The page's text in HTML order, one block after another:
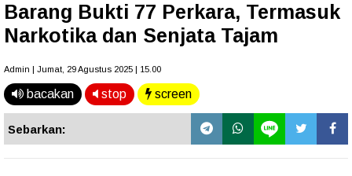
Barang Bukti 77 Perkara, Termasuk
Narkotika dan Senjata Tajam
Admin | Jumat, 29 Agustus 2025 | 15.00
bacakan stop screen
Sebarkan: